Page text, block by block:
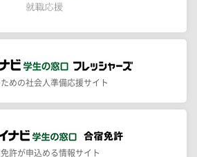
めの社会人準備応援サイト
許が申込める情報サイト